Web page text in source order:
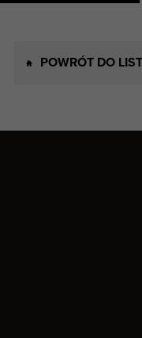
POWRÓT DO